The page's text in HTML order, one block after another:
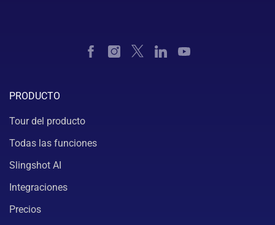
PRODUCTO
Tour del producto
Todas las funciones
Slingshot AI
Integraciones
Precios